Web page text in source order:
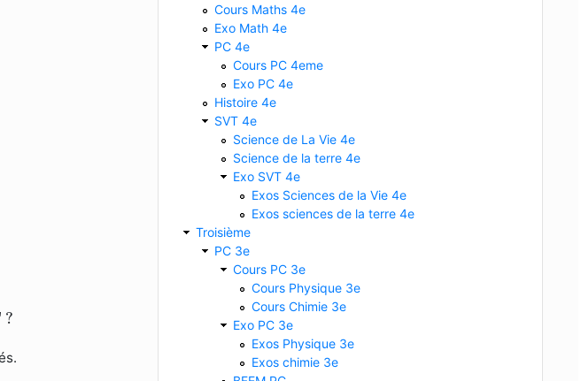
?
Cours Maths 4e
Exo Math 4e
PC 4e
Cours PC 4eme
Exo PC 4e
Histoire 4e
SVT 4e
Science de La Vie 4e
Science de la terre 4e
Exo SVT 4e
Exos Sciences de la Vie 4e
Exos sciences de la terre 4e
Troisième
PC 3e
Cours PC 3e
Cours Physique 3e
Cours Chimie 3e
Exo PC 3e
Exos Physique 3e
Exos chimie 3e